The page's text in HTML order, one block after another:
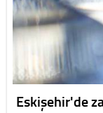
Eskişehir'de